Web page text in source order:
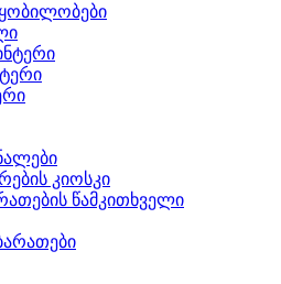
კიოსკი
წამკითხველი